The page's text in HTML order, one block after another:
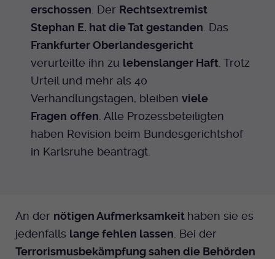
erschossen . Der Rechtsextremist
Stephan E. hat die Tat gestanden . Das
Frankfurter Oberlandesgericht
verurteilte ihn zu lebenslanger Haft . Trotz
Urteil und mehr als 40
Verhandlungstagen, bleiben viele
Fragen offen . Alle Prozessbeteiligten
haben Revision beim Bundesgerichtshof
in Karlsruhe beantragt.
An der nötigen Aufmerksamkeit haben sie es
jedenfalls lange fehlen lassen . Bei der
Terrorismusbekämpfung sahen die Behörden
Name cookie_optin-[n]
Anbieter
Laufzeit
Bei Ausahl nur essentieller Cookies wird
dieser Cookie am Ende der Sitzung
Zweck
Dient zur Speicherung der Cookie Opt-In
Einstellungen. Eine optionale Nummer
nach dem Namen gibt lediglich eine
Versionsnummer an.